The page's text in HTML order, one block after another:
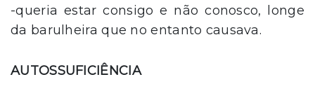
-queria estar consigo e não conosco, longe
da barulheira que no entanto causava.
AUTOSSUFICIÊNCIA